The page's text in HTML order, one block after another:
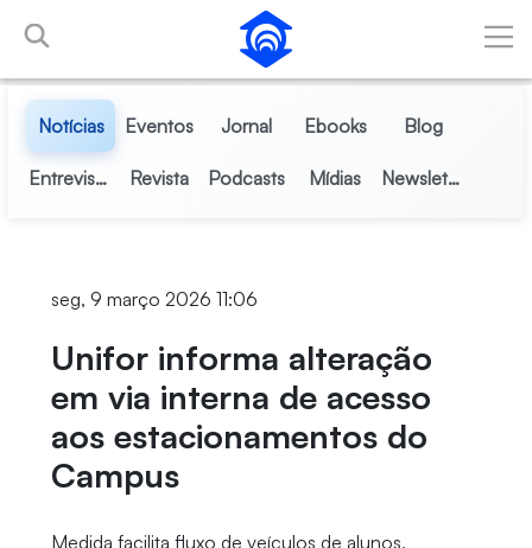
Pular para o Conteúdo principal
Notícias Eventos Jornal Ebooks Blog
Entrevistas Revista Podcasts Mídias Newsletter
seg, 9 março 2026 11:06
Unifor informa alteração
em via interna de acesso
aos estacionamentos do
Campus
Medida facilita fluxo de veículos de alunos,